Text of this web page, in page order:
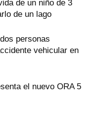
de un niño de 3
de un lago
personas
vehicular en
el nuevo ORA 5